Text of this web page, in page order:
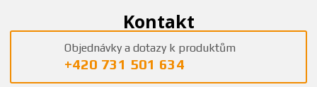
Kontakt
Objednávky a dotazy k produktům
+420 731 501 634